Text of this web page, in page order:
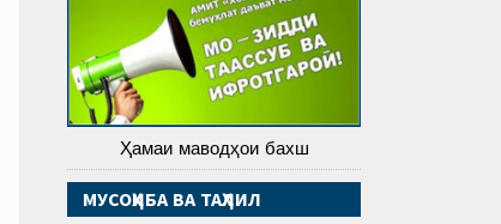
Ҳамаи маводҳои бахш
МУСОҲИБА ВА ТАҲЛИЛ